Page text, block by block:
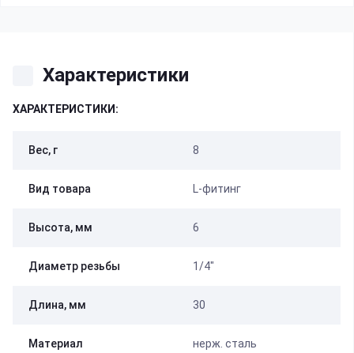
Характеристики
ХАРАКТЕРИСТИКИ:
Вес, г 8
Вид товара L-фитинг
Высота, мм 6
Диаметр резьбы 1/4"
Длина, мм 30
Материал
нерж. сталь